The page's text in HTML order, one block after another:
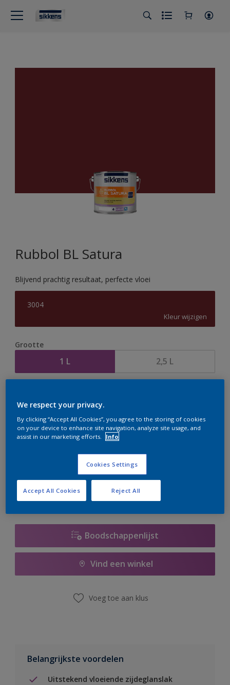
Rubbol BL Satura
Blijvend prachtig resultaat, perfecte vloei
3004
Kleur wijzigen
Grootte
1 L 2,5 L
er hard aan om de voorraad aan te vullen.
Boodschappenlijst
Vind een winkel
Voeg toe aan klus
Belangrijkste voordelen
Uitstekend vloeiende zijdeglanslak
We respect your privacy.
By clicking “Accept All Cookies”, you agree to the storing of cookies
on your device to enhance site navigation, analyze site usage, and
assist in our marketing efforts.
Info
Cookies Settings
Reject All
Accept All Cookies